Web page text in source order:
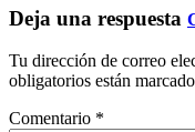
Deja una respuesta
Tu dirección de correo
obligatorios están
Comentario *